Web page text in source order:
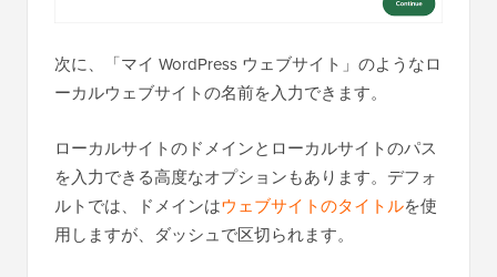
次に、「マイ WordPress ウェブサイト」のようなロ
ーカルウェブサイトの名前を入力できます。
ローカルサイトのドメインとローカルサイトのパス
を入力できる高度なオプションもあります。デフォ
ルトでは、ドメインはウェブサイトのタイトルを使
用しますが、ダッシュで区切られます。